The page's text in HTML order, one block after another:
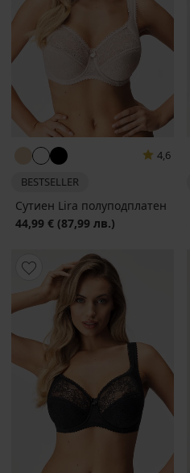
4,6
BESTSELLER
Сутиен Lira полуподплатен
44,99 € (87,99 лв.)